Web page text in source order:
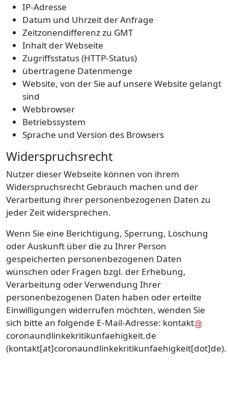
IP-Adresse
Datum und Uhrzeit der Anfrage
Zeitzonendifferenz zu GMT
Inhalt der Webseite
Zugriffsstatus (HTTP-Status)
übertragene Datenmenge
Website, von der Sie auf unsere Website gelangt
sind
Webbrowser
Betriebssystem
Sprache und Version des Browsers
Widerspruchsrecht
Nutzer dieser Webseite können von ihrem
Widerspruchsrecht Gebrauch machen und der
Verarbeitung ihrer personenbezogenen Daten zu
jeder Zeit widersprechen.
Wenn Sie eine Berichtigung, Sperrung, Löschung
oder Auskunft über die zu Ihrer Person
gespeicherten personenbezogenen Daten
wünschen oder Fragen bzgl. der Erhebung,
Verarbeitung oder Verwendung Ihrer
personenbezogenen Daten haben oder erteilte
Einwilligungen widerrufen möchten, wenden Sie
sich bitte an folgende E-Mail-Adresse: kontakt
coronaundlinkekritikunfaehigkeit.de
(kontakt[at]coronaundlinkekritikunfaehigkeit[dot]de).